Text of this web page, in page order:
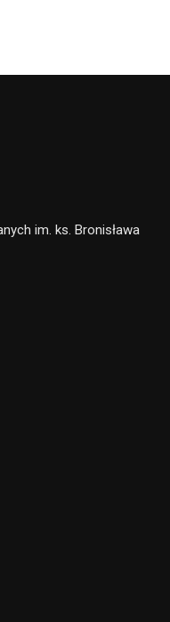
im. ks. Bronisława